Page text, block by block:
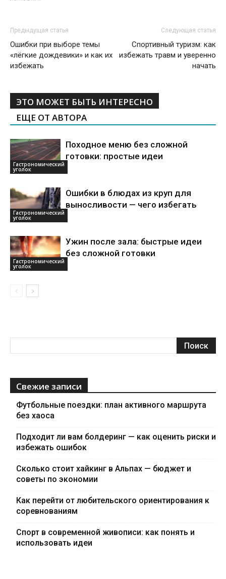
Предыдущая статья
Ошибки при выборе темы
«лёгкие дождевики» и как их
избежать
Следующая статья
Спортивный туризм: как
избежать травм и уверенно
начать
ЭТО МОЖЕТ БЫТЬ ИНТЕРЕСНО
ЕЩЕ ОТ АВТОРА
Гастрономический
уголок
Походное меню без сложной
готовки: простые идеи
Гастрономический
уголок
Ошибки в блюдах из круп для
выносливости — чего избегать
Гастрономический
уголок
Ужин после зала: быстрые идеи
без сложной готовки
Свежие записи
Футбольные поездки: план активного маршрута
без хаоса
Подходит ли вам болдеринг — как оценить риски и
избежать ошибок
Сколько стоит хайкинг в Альпах — бюджет и
советы по экономии
Как перейти от любительского ориентирования к
соревнованиям
Спорт в современной живописи: как понять и
использовать идеи